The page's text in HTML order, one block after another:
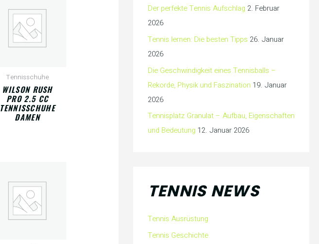
Tennisschuhe
WILSON RUSH
PRO 2.5 CC
TENNISSCHUHE
DAMEN
Der perfekte Tennis Aufschlag 2. Februar
2026
Tennis lernen: Die besten Tipps 26. Januar
2026
Die Geschwindigkeit eines Tennisballs –
Rekorde, Physik und Faszination 19. Januar
2026
Tennisplatz Granulat – Aufbau, Eigenschaften
und Bedeutung 12. Januar 2026
TENNIS NEWS
Tennis Ausrüstung
Tennis Geschichte